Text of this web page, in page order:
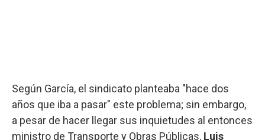
Según García, el sindicato planteaba "hace dos
años que iba a pasar" este problema; sin embargo,
a pesar de hacer llegar sus inquietudes al entonces
ministro de Transporte y Obras Públicas, Luis